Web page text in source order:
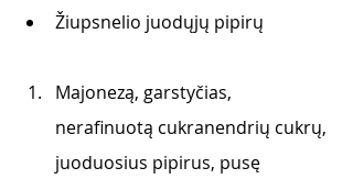
Žiupsnelio juodųjų pipirų
Majonezą, garstyčias,
nerafinuotą cukranendrių cukrų,
juoduosius pipirus, pusę